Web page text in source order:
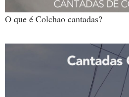
O que é Colchao cantadas?